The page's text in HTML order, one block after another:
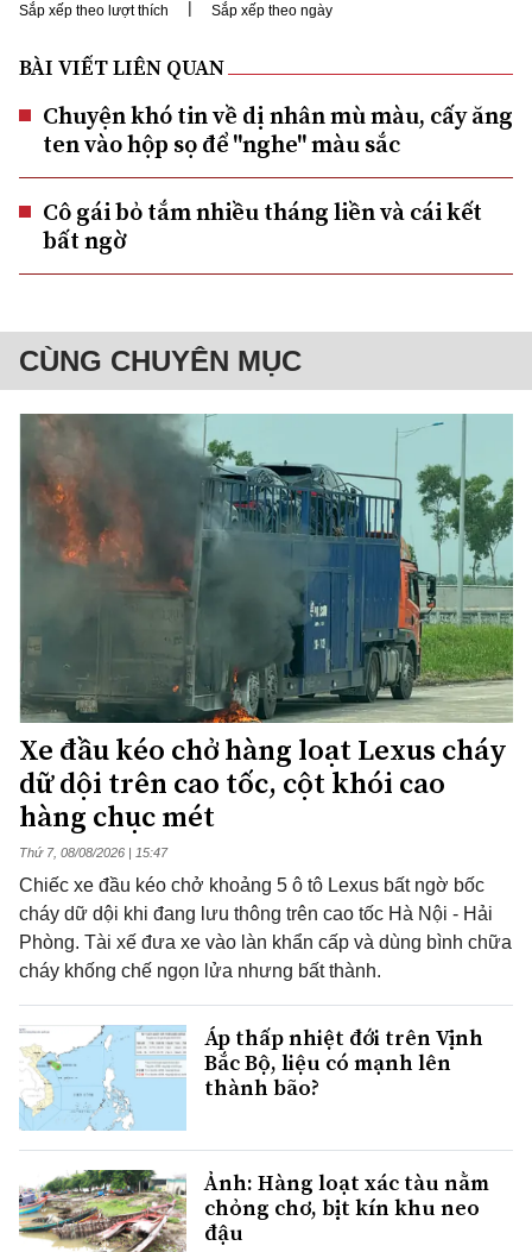
Sắp xếp theo lượt thích | Sắp xếp theo ngày
BÀI VIẾT LIÊN QUAN
Chuyện khó tin về dị nhân mù màu, cấy ăng
ten vào hộp sọ để "nghe" màu sắc
Cô gái bỏ tắm nhiều tháng liền và cái kết
bất ngờ
CÙNG CHUYÊN MỤC
Xe đầu kéo chở hàng loạt Lexus cháy
dữ dội trên cao tốc, cột khói cao
hàng chục mét
Thứ 7, 08/08/2026 | 15:47
Chiếc xe đầu kéo chở khoảng 5 ô tô Lexus bất ngờ bốc
cháy dữ dội khi đang lưu thông trên cao tốc Hà Nội - Hải
Phòng. Tài xế đưa xe vào làn khẩn cấp và dùng bình chữa
cháy khống chế ngọn lửa nhưng bất thành.
Áp thấp nhiệt đới trên Vịnh
Bắc Bộ, liệu có mạnh lên
thành bão?
Ảnh: Hàng loạt xác tàu nằm
chỏng chơ, bịt kín khu neo
đậu